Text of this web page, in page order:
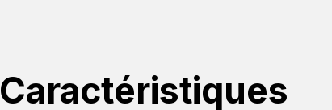
Caractéristiques